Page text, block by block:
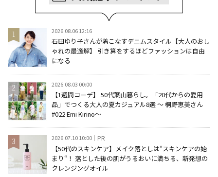
2026.08.06 12:16
石田ゆり子さんが着こなすデニムスタイル【大人のおし
ゃれの最適解】 引き算をするほどファッションは自由
になる
2026.08.03 00:00
【1週間コーデ】 50代葉山暮らし。「20代からの愛用
品」でつくる大人の夏カジュアル8選 ～ 桐野恵美さん
#022 Emi Kirino～
2026.07.10 10:00 PR
【50代のスキンケア】メイク落としは“スキンケアの始
まり“！ 落とした後の肌がうるおいに満ちる、新発想の
クレンジングオイル